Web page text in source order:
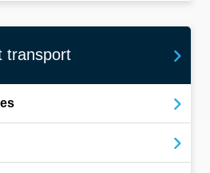
transport